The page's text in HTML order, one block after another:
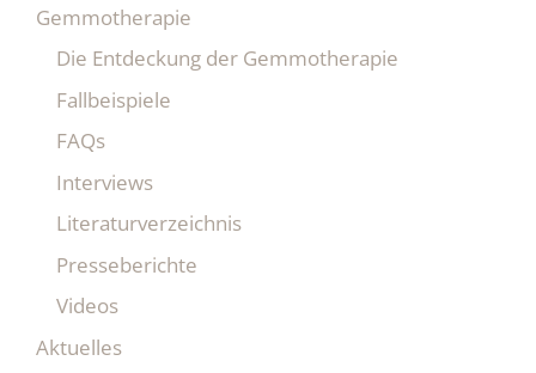
Gemmotherapie
Die Entdeckung der Gemmotherapie
Fallbeispiele
FAQs
Interviews
Literaturverzeichnis
Presseberichte
Videos
Aktuelles